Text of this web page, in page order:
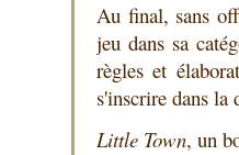
Au final, sans
jeu dans sa
règles et
s'inscrire dans la
Little Town, un